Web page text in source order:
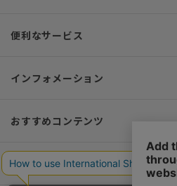
便利なサービス
インフォメーション
おすすめコンテンツ
ポリシー・企業情報